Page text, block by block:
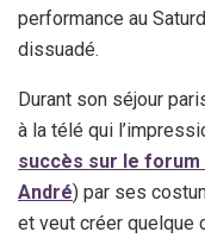
performance au
dissuadé.
Durant son séjour
à la télé qui
succès sur le
André) par ses
et veut créer quelque